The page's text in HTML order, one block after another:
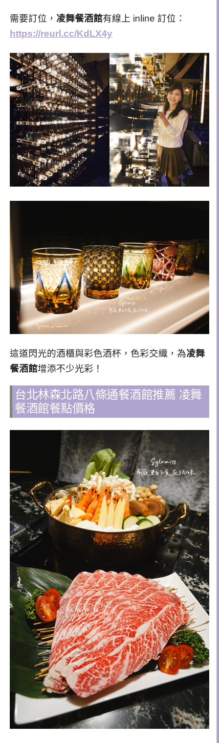
需要訂位， 凌舞餐酒館有線上 inline 訂位：
https://reurl.cc/KdLX4y
這道閃光的酒櫃與彩色酒杯， 色彩交織， 為凌舞
餐酒館增添不少光彩 ！
台北林森北路八條通餐酒館推薦 凌舞
餐酒館餐點價格